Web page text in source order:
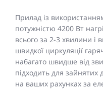
Прилад із
потужністю 4200 Вт
всього за 2-3 хвилини і
швидкої циркуляції
набагато швидше від
підходить для зайнятих
на ваших рахунках за